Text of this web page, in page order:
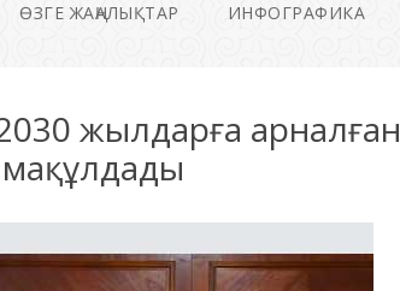
ӨЗГЕ ЖАҢАЛЫҚТАР ИНФОГРАФИКА
жылдарға арналған